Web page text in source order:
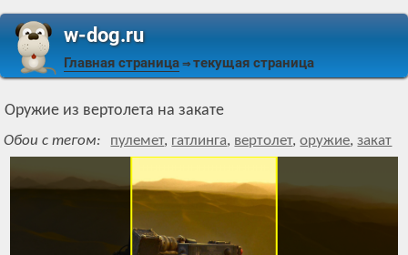
w-dog.ru
Главная страница ⇒ текущая страница
Оружие из вертолета на закате
Обои с тегом: пулемет, гатлинга, вертолет,оружие,закат